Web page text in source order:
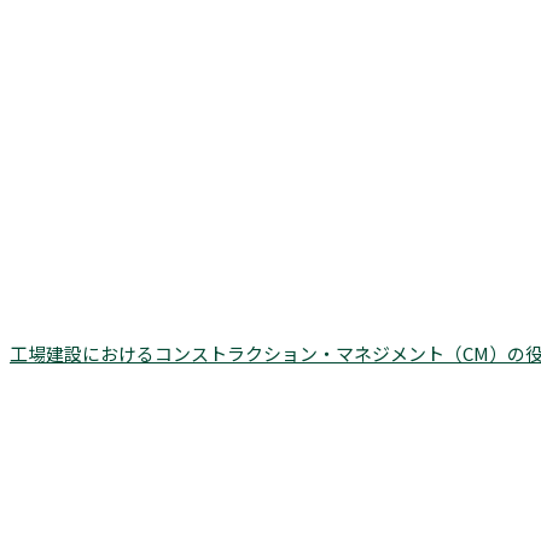
工場建設におけるコンストラクション・マネジメント（CM）の